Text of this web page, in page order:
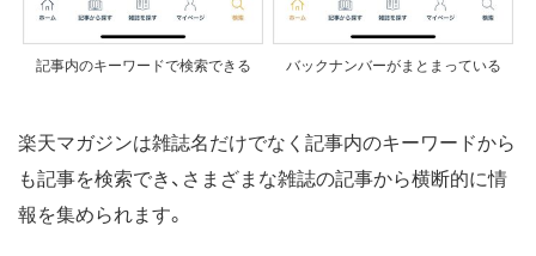
記事内のキーワードで検索できる バックナンバーがまとまっている
楽天マガジンは雑誌名だけでなく記事内のキーワードから
も記事を検索でき、さまざまな雑誌の記事から横断的に情
報を集められます。